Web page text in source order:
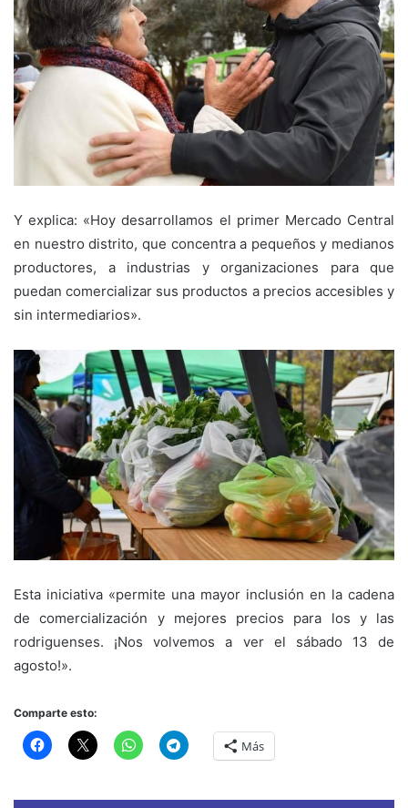
Y explica: «Hoy desarrollamos el primer Mercado Central
en nuestro distrito, que concentra a pequeños y medianos
productores, a industrias y organizaciones para que
puedan comercializar sus productos a precios accesibles y
sin intermediarios».
Esta iniciativa «permite una mayor inclusión en la cadena
de comercialización y mejores precios para los y las
rodriguenses. ¡Nos volvemos a ver el sábado 13 de
agosto!».
Comparte esto:
Más